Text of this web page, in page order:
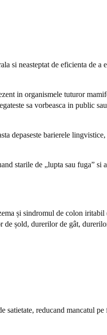
si neasteptat de eficienta de a
in organismele tuturor
sa vorbeasca in public
depaseste barierele lingvistice,
starile de „lupta sau fuga” si
și sindromul de colon iritabil
șold, durerilor de gât,
satietate, reducand mancatul